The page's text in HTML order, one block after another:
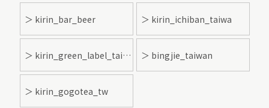
＞ kirin_bar_beer ＞ kirin_ichiban_taiwa
＞ kirin_green_label_taiwan ＞ bingjie_taiwan
＞ kirin_gogotea_tw